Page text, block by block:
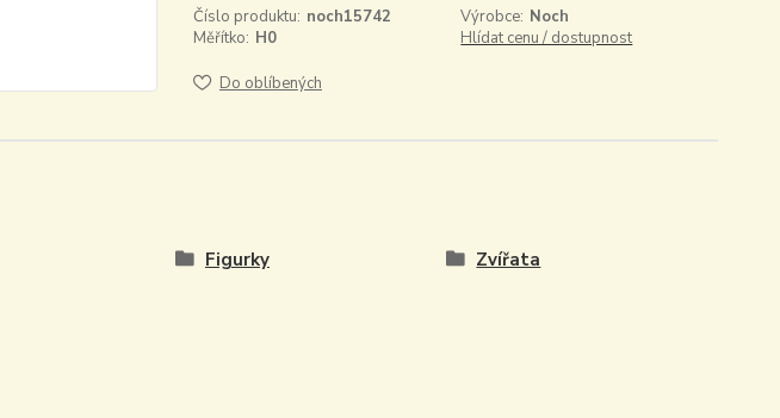
Číslo produktu: noch15742 Výrobce: Noch
Měřítko: H0 Hlídat cenu / dostupnost
Do oblíbených
Figurky Zvířata